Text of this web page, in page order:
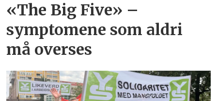
«The Big Five» –
symptomene som aldri
må overses